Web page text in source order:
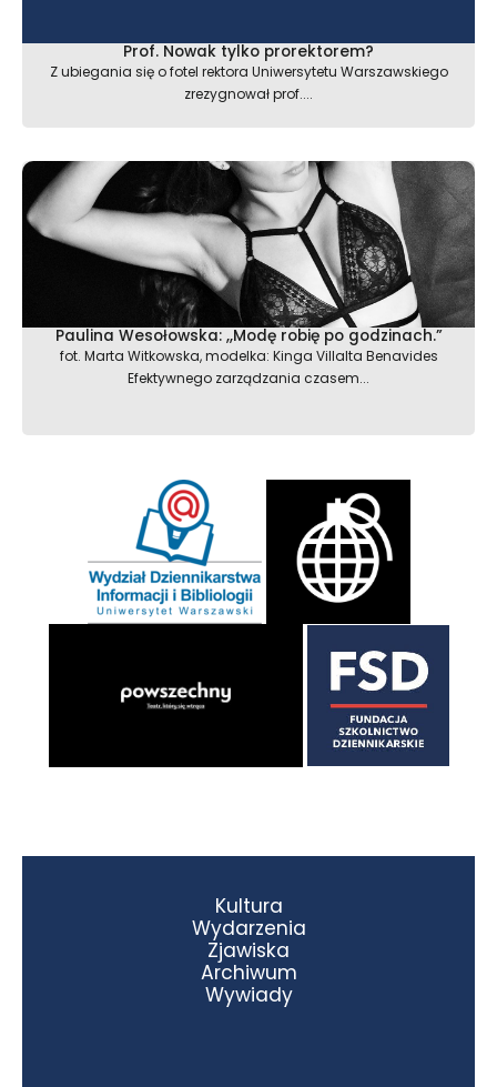
Prof. Nowak tylko prorektorem?
Z ubiegania się o fotel rektora Uniwersytetu Warszawskiego
zrezygnował prof....
Paulina Wesołowska: ,,Modę robię po godzinach.”
fot. Marta Witkowska, modelka: Kinga Villalta Benavides
Efektywnego zarządzania czasem...
Kultura
Wydarzenia
Zjawiska
Archiwum
Wywiady